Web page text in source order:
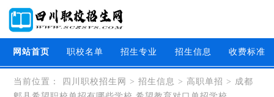
网站首页 职校名单 招生专业 招生信息 收费标准
当前位置： 四川职校招生网 >招生信息 > 高职单招 > 成都